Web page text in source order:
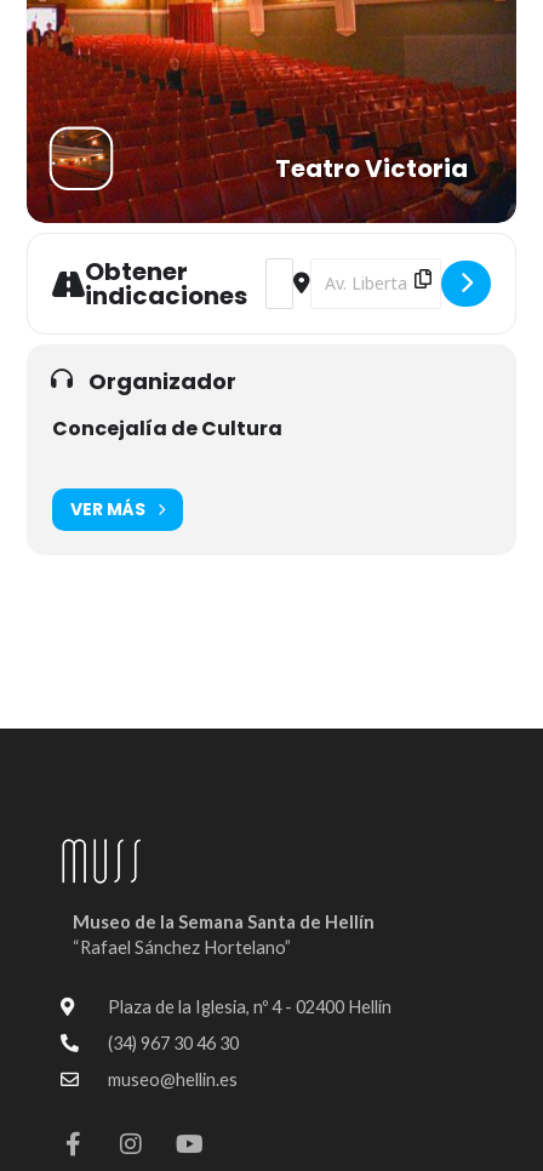
Teatro Victoria
Obtener
indicaciones
Address - Folia Jazz [lxQBSJ4XM]
Destination Address - Folia
Organizador
Concejalía de Cultura
VER MÁS
Museo de la Semana Santa de Hellín
“Rafael Sánchez Hortelano”
Plaza de la Iglesia, nº 4 - 02400 Hellín
(34) 967 30 46 30
museo@hellin.es
a
c
n
s
o
u